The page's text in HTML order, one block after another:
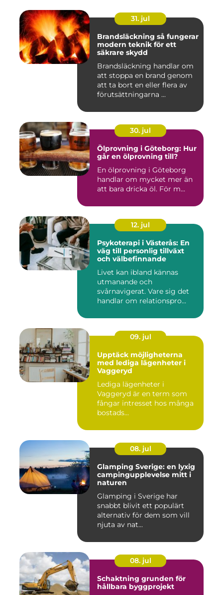
31. jul
Brandsläckning så fungerar
modern teknik för ett
säkrare skydd
Brandsläckning handlar om
att stoppa en brand genom
att ta bort en eller flera av
förutsättningarna ...
30. jul
Ölprovning i Göteborg: Hur
går en ölprovning till?
En ölprovning i Göteborg
handlar om mycket mer än
att bara dricka öl. För m...
12. jul
Psykoterapi i Västerås: En
väg till personlig tillväxt
och välbefinnande
Livet kan ibland kännas
utmanande och
svårnavigerat. Vare sig det
handlar om relationspro...
09. jul
Upptäck möjligheterna
med lediga lägenheter i
Vaggeryd
Lediga lägenheter i
Vaggeryd är en term som
fångar intresset hos många
bostads...
08. jul
Glamping Sverige: en lyxig
campingupplevelse mitt i
naturen
Glamping i Sverige har
snabbt blivit ett populärt
alternativ för dem som vill
njuta av nat...
08. jul
Schaktning grunden för
hållbara byggprojekt